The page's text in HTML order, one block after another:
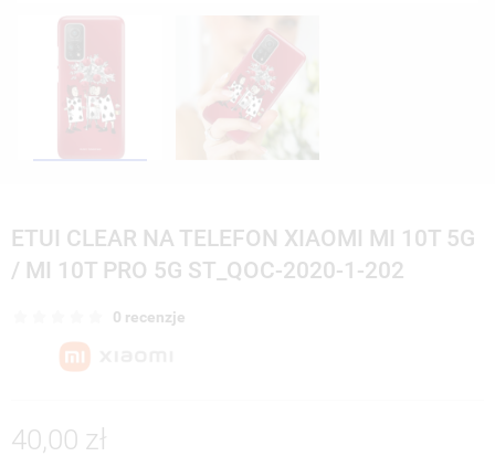
ETUI CLEAR NA TELEFON XIAOMI MI 10T 5G
/ MI 10T PRO 5G ST_QOC-2020-1-202
0 recenzje
40,00 zł